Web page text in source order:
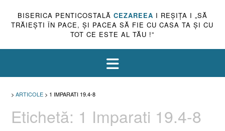
BISERICA PENTICOSTALĂ CEZAREEA I REŞIŢA I „SĂ
TRĂIEŞTI ÎN PACE, ŞI PACEA SĂ FIE CU CASA TA ŞI CU
TOT CE ESTE AL TĂU !”
> ARTICOLE > 1 IMPARATI 19.4-8
Etichetă: 1 Imparati 19.4-8